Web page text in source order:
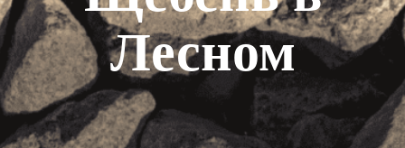
Лесном